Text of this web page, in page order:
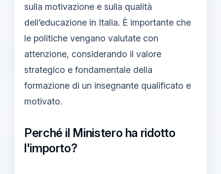
sulla motivazione e sulla qualità
dell’educazione in Italia. È importante che
le politiche vengano valutate con
attenzione, considerando il valore
strategico e fondamentale della
formazione di un insegnante qualificato e
motivato.
Perché il Ministero ha ridotto
l'importo?